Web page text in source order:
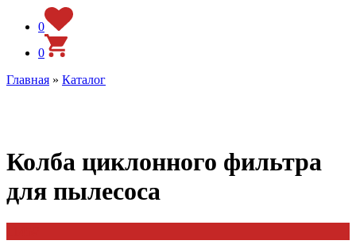
0
0
Главная » Каталог
Колба циклонного фильтра
для пылесоса